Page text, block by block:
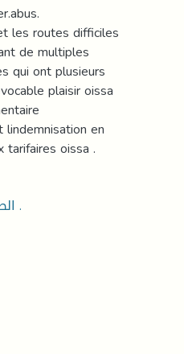
les routes difficiles
de multiples
qui ont plusieurs
plaisir oissa
en
oissa .
الطلاق، النفقة، العدة، التعويض، الاهمال، الحضانة، التعسف .